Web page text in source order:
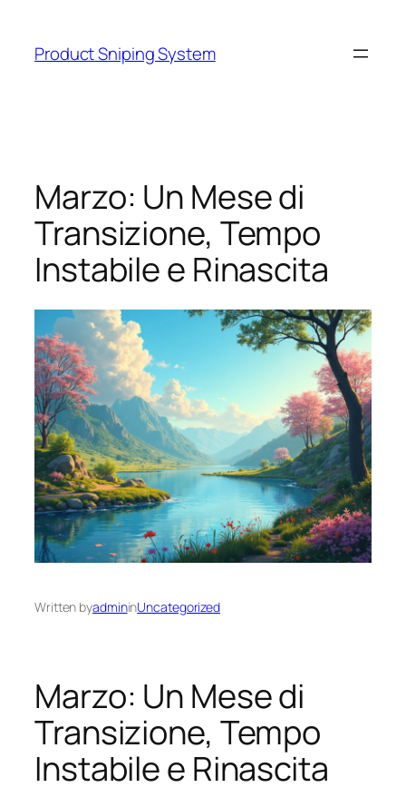
content
Product Sniping System
Marzo: Un Mese di
Transizione, Tempo
Instabile e Rinascita
Written byadmininUncategorized
Marzo: Un Mese di
Transizione, Tempo
Instabile e Rinascita